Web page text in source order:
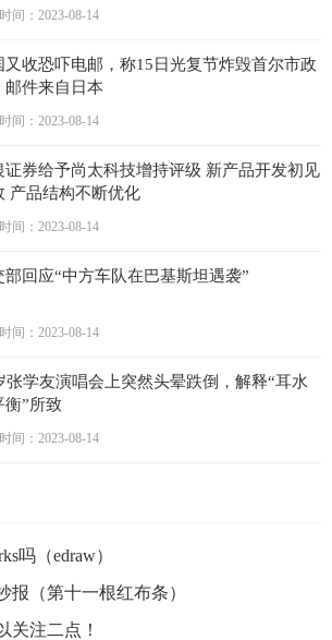
间：2023-08-14
又收恐吓电邮，称15日光复节炸毁首尔市政
邮件来自日本
间：2023-08-14
证券给予尚太科技增持评级 新产品开发初见
产品结构不断优化
间：2023-08-14
部回应“中方车队在巴基斯坦遇袭”
间：2023-08-14
张学友演唱会上突然头晕跌倒，解释“耳水
衡”所致
间：2023-08-14
吗（edraw）
报（第十一根红布条）
关注二点！